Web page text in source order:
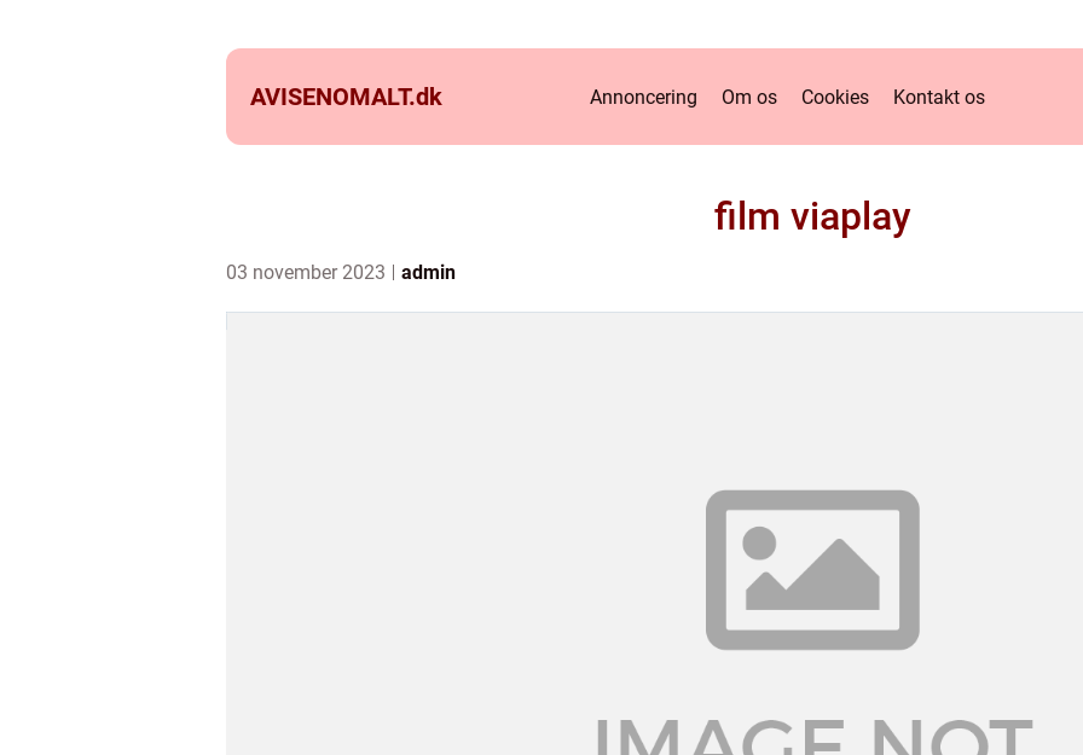
AVISENOMALT.dk Annoncering Om os Cookies Kontakt os
film viaplay
03 november 2023 admin